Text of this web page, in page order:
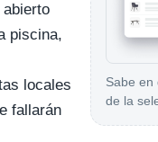
Sabe en
de la
piscina,
locales
fallarán